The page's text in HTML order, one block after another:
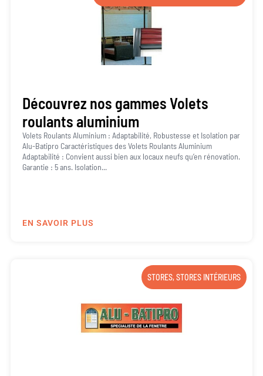
Découvrez nos gammes Volets
roulants aluminium
Volets Roulants Aluminium : Adaptabilité, Robustesse et Isolation par
Alu-Batipro Caractéristiques des Volets Roulants Aluminium
Adaptabilité : Convient aussi bien aux locaux neufs qu’en rénovation.
Garantie : 5 ans. Isolation...
EN SAVOIR PLUS
STORES,STORES INTÉRIEURS